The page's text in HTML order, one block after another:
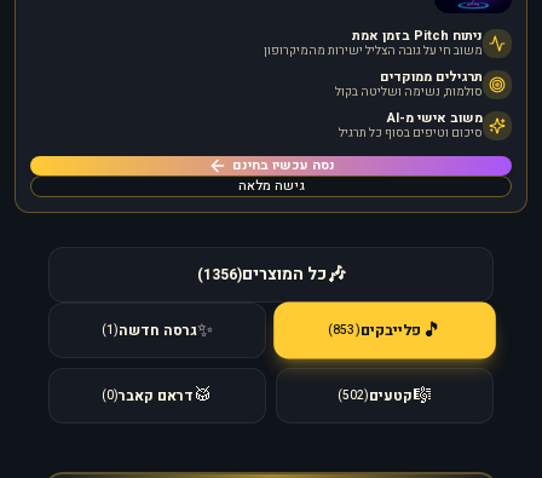
ניתוח Pitch בזמן אמת
משוב חי על גובה הצליל ישירות מהמיקרופון
תרגילים ממוקדים
סולמות, נשימה ושליטה בקול
משוב אישי מ-AI
סיכום וטיפים בסוף כל תרגיל
נסה עכשיו בחינם
גישה מלאה
🎶כל המוצרים(
1356
)
🎵 פלייבקים(
853
)
✨גרסה חדשה(
1
)
🎼קטעים(
502
)
🥁דראם קאבר(
0
)